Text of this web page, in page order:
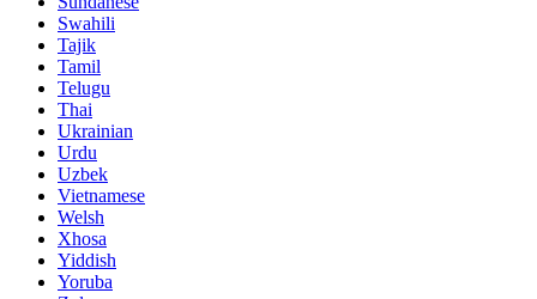
Swahili
Tajik
Tamil
Telugu
Thai
Ukrainian
Urdu
Uzbek
Vietnamese
Welsh
Xhosa
Yiddish
Yoruba